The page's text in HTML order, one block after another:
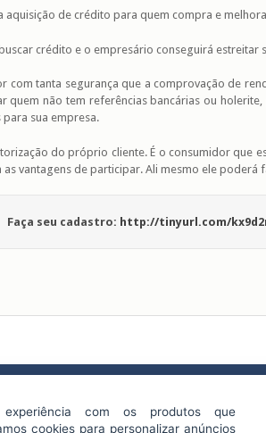
de crédito para quem compra e
crédito e o empresário conseguirá estreitar
tanta segurança que a comprovação de
não tem referências bancárias ou
sua empresa.
do próprio cliente. É o consumidor que
as vantagens de participar. Ali mesmo ele poderá
Faça seu cadastro: http://tinyurl.com/
tornou a primeira entidade representativa do
dados em soluções.
com os produtos que
cookies para personalizar anúncios